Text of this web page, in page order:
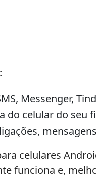
Messenger,
do celular do seu
celulares
funciona e,